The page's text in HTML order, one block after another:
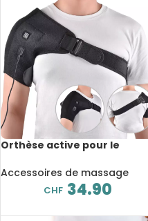
Orthèse active pour le
stabilisation de l’articulation
de l’épaule, chauffante et
ajustable, thérapie
Accessoires de massage
CHF 34.90